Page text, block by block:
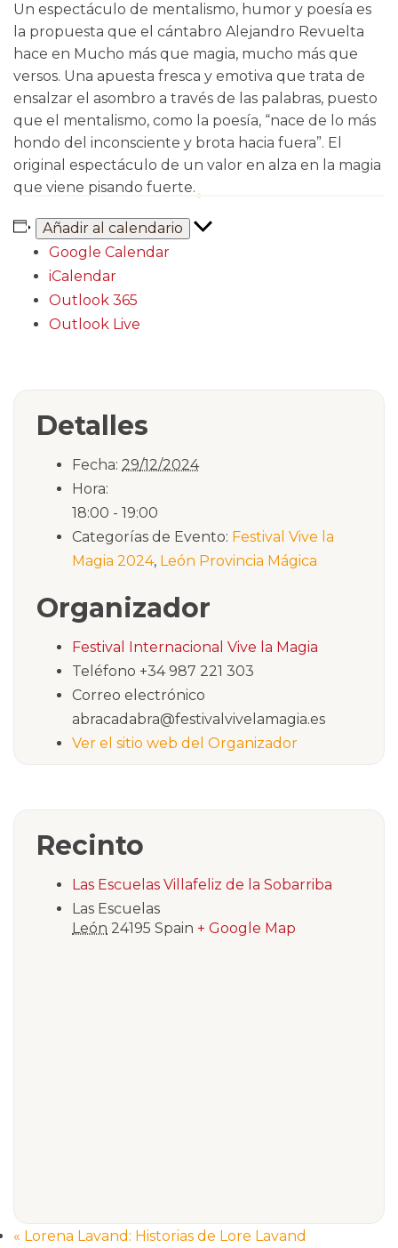
Un espectáculo de mentalismo, humor y poesía es
la propuesta que el cántabro Alejandro Revuelta
hace en Mucho más que magia, mucho más que
versos. Una apuesta fresca y emotiva que trata de
ensalzar el asombro a través de las palabras, puesto
que el mentalismo, como la poesía, “nace de lo más
hondo del inconsciente y brota hacia fuera”. El
original espectáculo de un valor en alza en la magia
que viene pisando fuerte.
Añadir al calendario
Google Calendar
iCalendar
Outlook 365
Outlook Live
Detalles
Fecha: 29/12/2024
Hora:
18:00 - 19:00
Categorías de Evento: Festival Vive la
Magia 2024, León Provincia Mágica
Organizador
Festival Internacional Vive la Magia
Teléfono +34 987 221 303
Correo electrónico
abracadabra@festivalvivelamagia.es
Ver el sitio web del Organizador
Recinto
Las Escuelas Villafeliz de la Sobarriba
Las Escuelas
León 24195 Spain + Google Map
« Lorena Lavand: Historias de Lore Lavand